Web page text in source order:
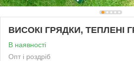
ВИСОКІ ГРЯДКИ, ТЕПЛЕНІ
В наявності
Опт і роздріб